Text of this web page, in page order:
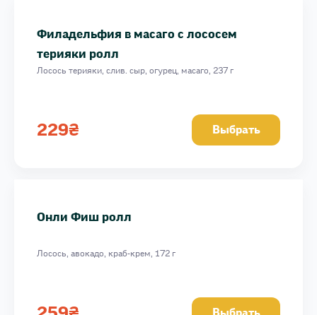
Филадельфия в масаго с лососем
терияки ролл
Лосось терияки, слив. сыр, огурец, масаго, 237 г
229₴ Выбрать
Онли Фиш ролл
Лосось, авокадо, краб-крем, 172 г